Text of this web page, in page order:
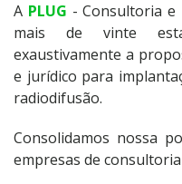
A PLUG - Consultoria
mais de vinte
exaustivamente a
e jurídico para
radiodifusão.
Consolidamos nossa
empresas de